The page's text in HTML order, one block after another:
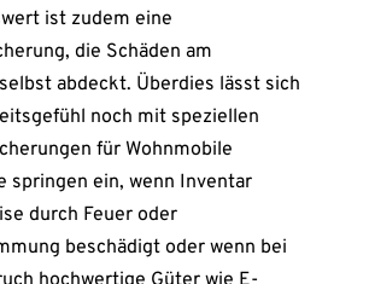
ist zudem eine
die Schäden am
abdeckt. Überdies lässt sich
noch mit speziellen
für Wohnmobile
springen ein, wenn Inventar
durch Feuer oder
beschädigt oder wenn bei